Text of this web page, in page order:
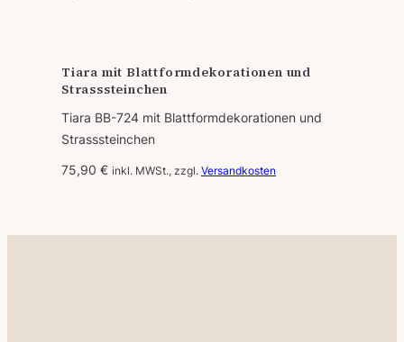
Tiara mit Blattformdekorationen und
Strasssteinchen
Tiara BB-724 mit Blattformdekorationen und
Strasssteinchen
75,90 € inkl. MWSt., zzgl. Versandkosten